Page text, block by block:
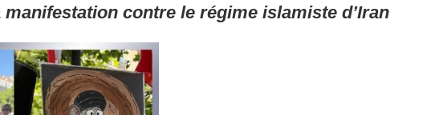
contre le régime islamiste d’Iran